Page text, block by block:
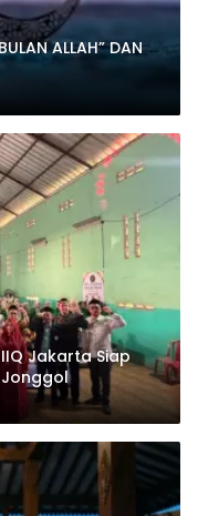
ALLAH” DAN
Jakarta Siap